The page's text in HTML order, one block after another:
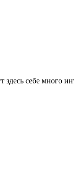
себе много